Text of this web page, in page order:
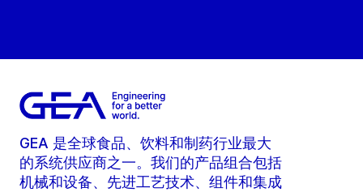
GEA 是全球食品、饮料和制药行业最大
的系统供应商之一。我们的产品组合包括
机械和设备、先进工艺技术、组件和集成